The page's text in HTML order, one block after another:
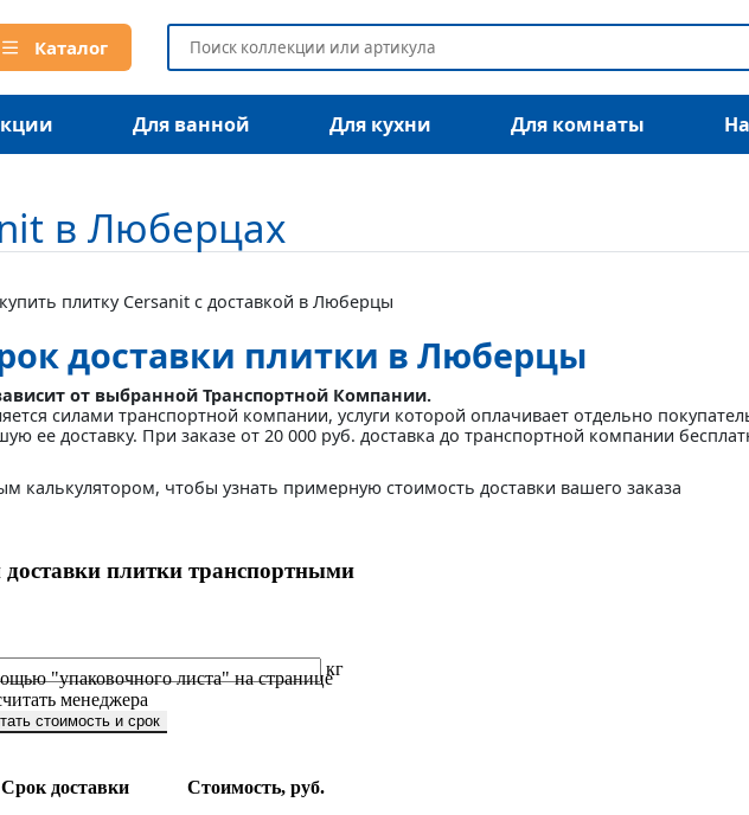
Каталог
Для ванной Для кухни Для комнаты
в Люберцах
плитку Cersanit с доставкой в Люберцы
доставки плитки в Люберцы
от выбранной Транспортной Компании.
силами транспортной компании, услуги которой оплачивает отдельно
ее доставку. При заказе от 20 000 руб. доставка до транспортной компании
калькулятором, чтобы узнать примерную стоимость доставки вашего заказа